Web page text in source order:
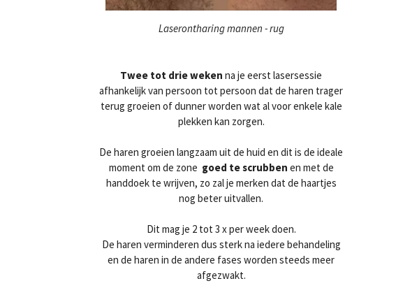
Laserontharing mannen - rug
Twee tot drie weken na je eerst lasersessie
afhankelijk van persoon tot persoon dat de haren trager
terug groeien of dunner worden wat al voor enkele kale
plekken kan zorgen.
De haren groeien langzaam uit de huid en dit is de ideale
moment om de zone goed tescrubben en met de
handdoek te wrijven, zo zal je merken dat de haartjes
nog beter uitvallen.
Dit mag je 2 tot 3 x per week doen.
De haren verminderen dus sterk na iedere behandeling
en de haren in de andere fases worden steeds meer
afgezwakt.